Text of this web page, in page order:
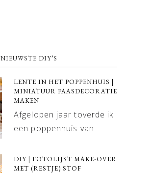
NIEUWSTE DIY’S
LENTE IN HET POPPENHUIS |
MINIATUUR PAASDECORATIE
MAKEN
Afgelopen jaar toverde ik
een poppenhuis van
DIY | FOTOLIJST MAKE-OVER
MET (RESTJE) STOF